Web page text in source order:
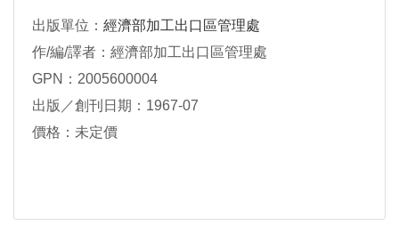
出版單位： 經濟部加工出口區管理處
作/編/譯者：經濟部加工出口區管理處
GPN：2005600004
出版／創刊日期：1967-07
價格：未定價